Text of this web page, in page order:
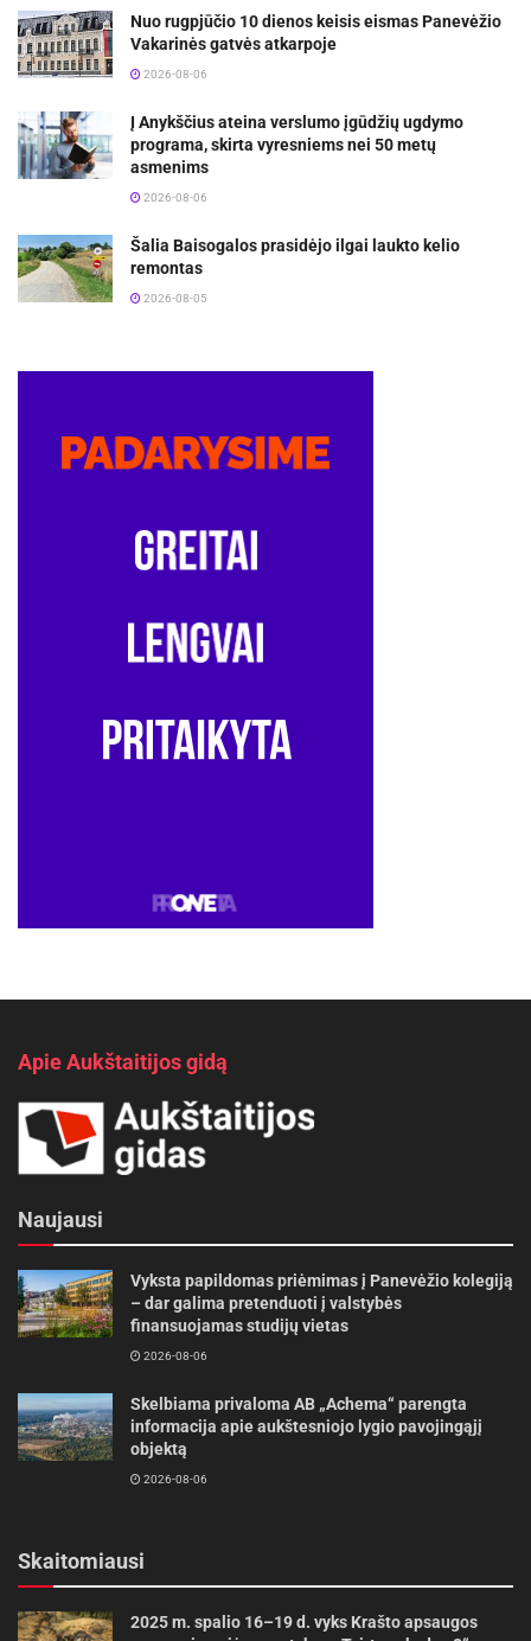
Nuo rugpjūčio 10 dienos keisis eismas Panevėžio
Vakarinės gatvės atkarpoje
2026-08-06
Į Anykščius ateina verslumo įgūdžių ugdymo
programa, skirta vyresniems nei 50 metų
asmenims
2026-08-06
Šalia Baisogalos prasidėjo ilgai laukto kelio
remontas
2026-08-05
Apie Aukštaitijos gidą
Naujausi
Vyksta papildomas priėmimas į Panevėžio kolegiją
– dar galima pretenduoti į valstybės
finansuojamas studijų vietas
2026-08-06
Skelbiama privaloma AB „Achema“ parengta
informacija apie aukštesniojo lygio pavojingąjį
objektą
2026-08-06
Skaitomiausi
2025 m. spalio 16–19 d. vyks Krašto apsaugos